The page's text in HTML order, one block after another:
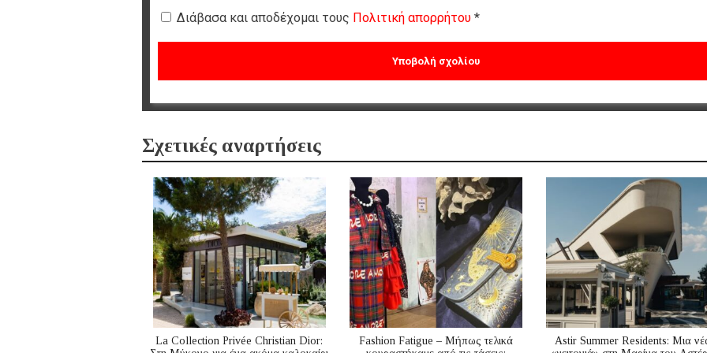
Διάβασα και αποδέχομαι τους Πολιτική απορρήτου *
Σχετικές αναρτήσεις
La Collection Privée Christian Dior:
Fashion Fatigue – Μήπως τελικά
Astir Summer Residents: Μια